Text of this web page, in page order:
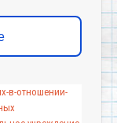
в-отношении-